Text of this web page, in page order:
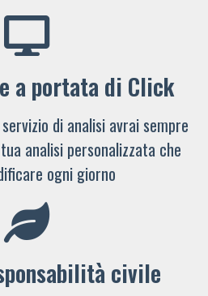
a portata di Click
di analisi avrai sempre
analisi personalizzata che
ogni giorno
civile